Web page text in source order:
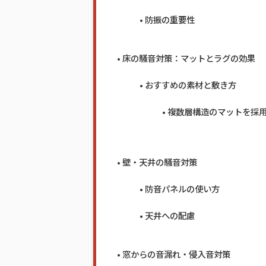
防振の重要性
床の騒音対策：マットとラグの効果
おすすめの素材と敷き方
複数層構造のマットを採
壁・天井の騒音対策
防音パネルの使い方
天井への配慮
窓からの音漏れ・侵入音対策